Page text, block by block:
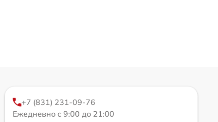
+7 (831) 231-09-76
Ежедневно с 9:00 до 21:00